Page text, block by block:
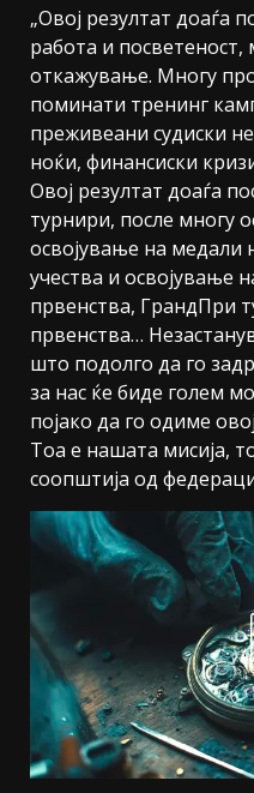
„Овој резултат доаѓа
работа и
откажување. Многу
поминати тренинг
преживеани судиски
ноќи, финансиски
Овој резултат доаѓа
турнири, после многу
освојување на медали
учества и освојување
првенства, ГрандПри
првенства…
што подолго да го
за нас ќе биде голем
појако да го одиме
Тоа е нашата мисија,
соопштија од